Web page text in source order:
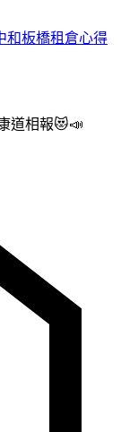
和板橋租倉心得
道相報😻📣